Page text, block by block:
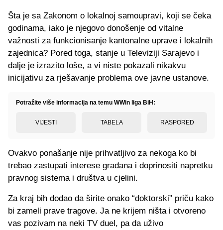
Šta je sa Zakonom o lokalnoj samoupravi, koji se čeka
godinama, iako je njegovo donošenje od vitalne
važnosti za funkcionisanje kantonalne uprave i lokalnih
zajednica? Pored toga, stanje u Televiziji Sarajevo i
dalje je izrazito loše, a vi niste pokazali nikakvu
inicijativu za rješavanje problema ove javne ustanove.
Potražite više informacija na temu WWin liga BiH:
VIJESTI TABELA RASPORED
Ovakvo ponašanje nije prihvatljivo za nekoga ko bi
trebao zastupati interese građana i doprinositi napretku
pravnog sistema i društva u cjelini.
Za kraj bih dodao da širite onako “doktorski” priču kako
bi zameli prave tragove. Ja ne krijem ništa i otvoreno
vas pozivam na neki TV duel, pa da uživo